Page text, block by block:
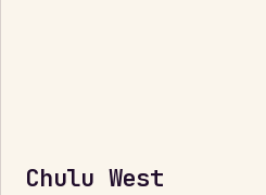
Chulu West